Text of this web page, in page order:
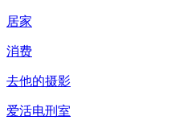
居家
消费
去他的摄影
爱活电刑室